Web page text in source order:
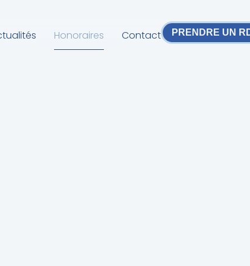
Honoraires Contact PRENDRE UN